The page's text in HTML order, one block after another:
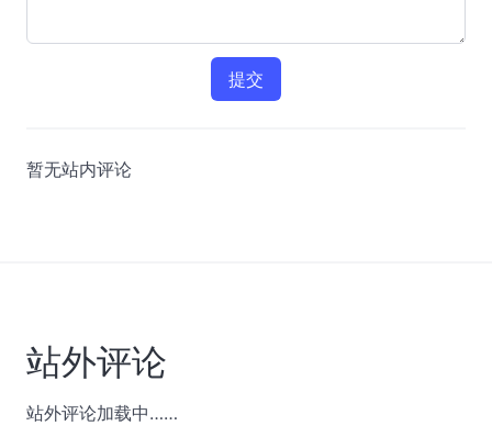
提交
暂无站内评论
站外评论
站外评论加载中……